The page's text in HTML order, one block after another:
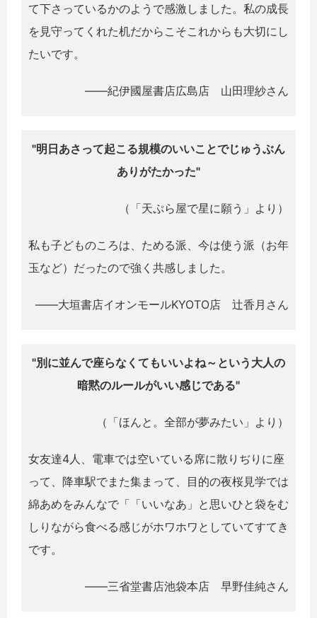
て下さっているかのようで感激しました。私の成長
を見守ってくれた机だからこそこれからも大切にし
たいです。
――紀伊國屋書店広島店 山田理紗さん
"明日あさって起こる規模のいいことでじゅうぶん
ありがたかった"
（「天ぷら屋で星に願う」より）
私も子どものころは、ためる派、今は使う派（お年
玉など）だったので強く共感しました。
――大垣書店イオンモールKYOTO店 辻香月さん
"別に並んで座らなくてもいいよね～という大人の
暗黙のルールがいい感じである"
（「ほんと。全部が夢みたい」より）
女友達4人、電車では空いている席に散りぢりに座
って、降車駅でまた集まって、目的の夜桜見学では
綿あめをみんなで「「いいなあ」と思いひと袋をむ
しりながら食べる感じがホワホワとしていてすてき
です。
――三省堂書店池袋本店 早野佳純さん